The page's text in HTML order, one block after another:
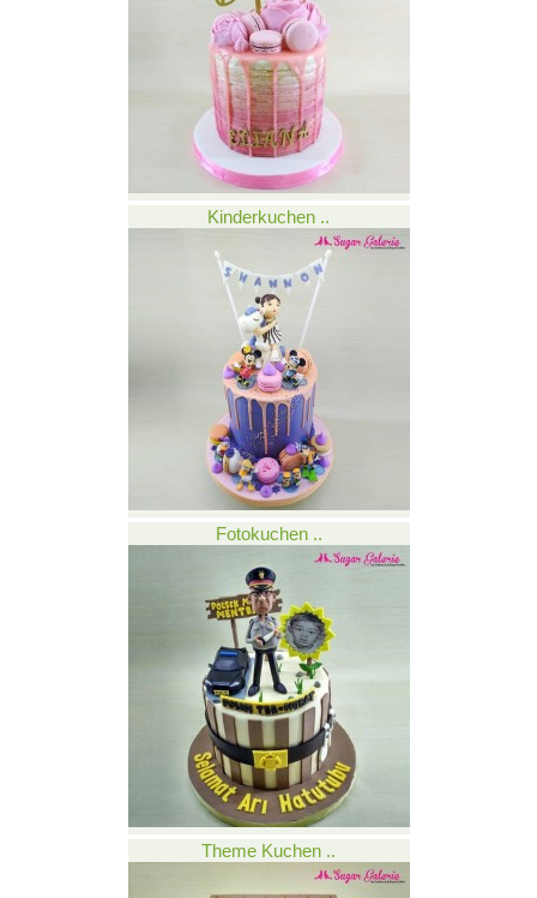
Kinderkuchen ..
Fotokuchen ..
Theme Kuchen ..